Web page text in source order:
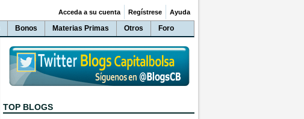
Bonos Materias Primas Otros Foro
Acceda a su cuenta Regístrese Ayuda
TOP BLOGS